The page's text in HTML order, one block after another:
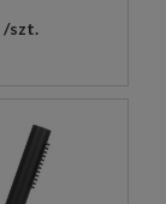
szt.